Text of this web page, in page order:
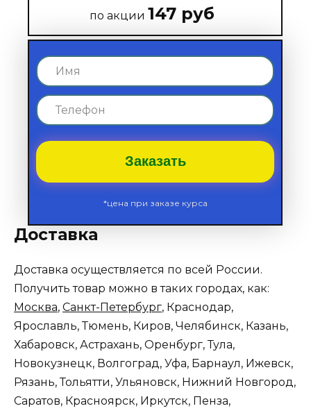
по акции 147 руб
Заказать
*цена при заказе курса
Доставка
Доставка осуществляется по всей России.
Получить товар можно в таких городах, как:
Москва, Санкт-Петербург, Краснодар,
Ярославль, Тюмень, Киров, Челябинск, Казань,
Хабаровск, Астрахань, Оренбург, Тула,
Новокузнецк, Волгоград, Уфа, Барнаул, Ижевск,
Рязань, Тольятти, Ульяновск, Нижний Новгород,
Саратов, Красноярск, Иркутск, Пенза,